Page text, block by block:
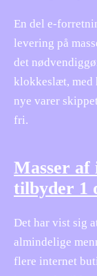
En del e-
levering på
det
klokkeslæt, med
nye varer
fri.
Masser
tilbyder 1
Det har vist sig
almindelige
flere internet